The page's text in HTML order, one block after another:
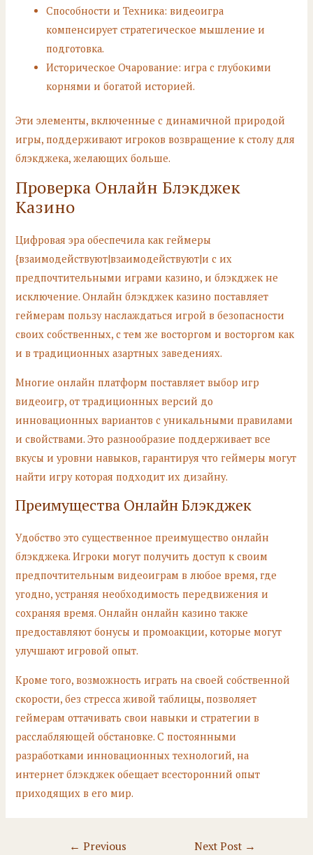
Способности и Техника: видеоигра
компенсирует стратегическое мышление и
подготовка.
Историческое Очарование: игра с глубокими
корнями и богатой историей.
Эти элементы, включенные с динамичной природой
игры, поддерживают игроков возвращение к столу для
блэкджека, желающих больше.
Проверка Онлайн Блэкджек
Казино
Цифровая эра обеспечила как геймеры
{взаимодействуют|взаимодействуют|и с их
предпочтительными играми казино, и блэкджек не
исключение. Онлайн блэкджек казино поставляет
геймерам пользу наслаждаться игрой в безопасности
своих собственных, с тем же восторгом и восторгом как
и в традиционных азартных заведениях.
Многие онлайн платформ поставляет выбор игр
видеоигр, от традиционных версий до
инновационных вариантов с уникальными правилами
и свойствами. Это разнообразие поддерживает все
вкусы и уровни навыков, гарантируя что геймеры могут
найти игру которая подходит их дизайну.
Преимущества Онлайн Блэкджек
Удобство это существенное преимущество онлайн
блэкджека. Игроки могут получить доступ к своим
предпочтительным видеоиграм в любое время, где
угодно, устраняя необходимость передвижения и
сохраняя время. Онлайн онлайн казино также
предоставляют бонусы и промоакции, которые могут
улучшают игровой опыт.
Кроме того, возможность играть на своей собственной
скорости, без стресса живой таблицы, позволяет
геймерам оттачивать свои навыки и стратегии в
расслабляющей обстановке. С постоянными
разработками инновационных технологий, на
интернет блэкджек обещает всесторонний опыт
приходящих в его мир.
← Previous
Next Post →